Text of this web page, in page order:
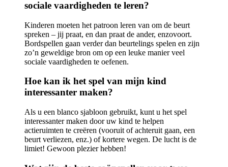
sociale vaardigheden te leren?
Kinderen moeten het patroon leren van om de beurt
spreken – jij praat, en dan praat de ander, enzovoort.
Bordspellen gaan verder dan beurtelings spelen en zijn
zo’n geweldige bron om op een leuke manier veel
sociale vaardigheden te oefenen.
Hoe kan ik het spel van mijn kind
interessanter maken?
Als u een blanco sjabloon gebruikt, kunt u het spel
interessanter maken door uw kind te helpen
actieruimten te creëren (vooruit of achteruit gaan, een
beurt verliezen, enz.) of kortere wegen. De lucht is de
limiet! Gewoon plezier hebben!